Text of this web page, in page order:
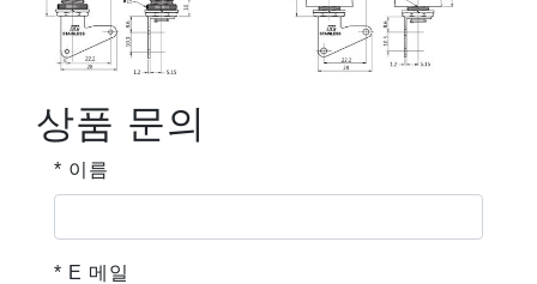
상품 문의
* 이름
* E 메일